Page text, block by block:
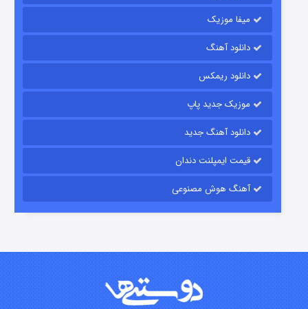
قسمت۱۵ (دوبله) منتشر شد
میفا موزیک
دانلود آهنگ
دانلود ریمکس
موزیک جدید پاپ
دانلود آهنگ جدید
قیمت ایمپلنت دندان
آهنگ هوش مصنوعی